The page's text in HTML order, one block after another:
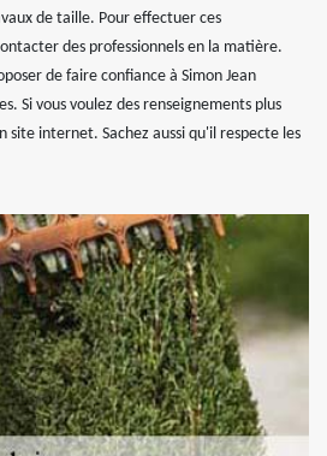
de taille. Pour effectuer ces
des professionnels en la matière.
de faire confiance à Simon Jean
Si vous voulez des renseignements plus
site internet. Sachez aussi qu'il respecte les